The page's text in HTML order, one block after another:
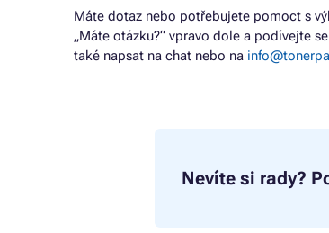
Máte dotaz nebo potřebujete pomoct s
„Máte otázku?“ vpravo dole a podívejte
také napsat na chat nebo na
Nevíte si rady?